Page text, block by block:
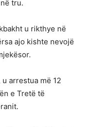
tru.
u rikthye në
ajo kishte nevojë
arrestua më 12
e Tretë të